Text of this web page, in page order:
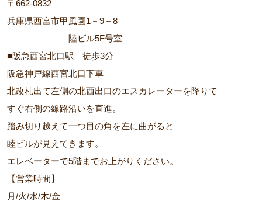
〒662‐0832
兵庫県西宮市甲風園1－9－8
陸ビル5F号室
■阪急西宮北口駅 徒歩3分
阪急神戸線西宮北口下車
北改札出て左側の北西出口のエスカレーターを降りて
すぐ右側の線路沿いを直進。
踏み切り越えて一つ目の角を左に曲がると
睦ビルが見えてきます。
エレベーターで5階までお上がりください。
【営業時間】
月/火/水/木/金